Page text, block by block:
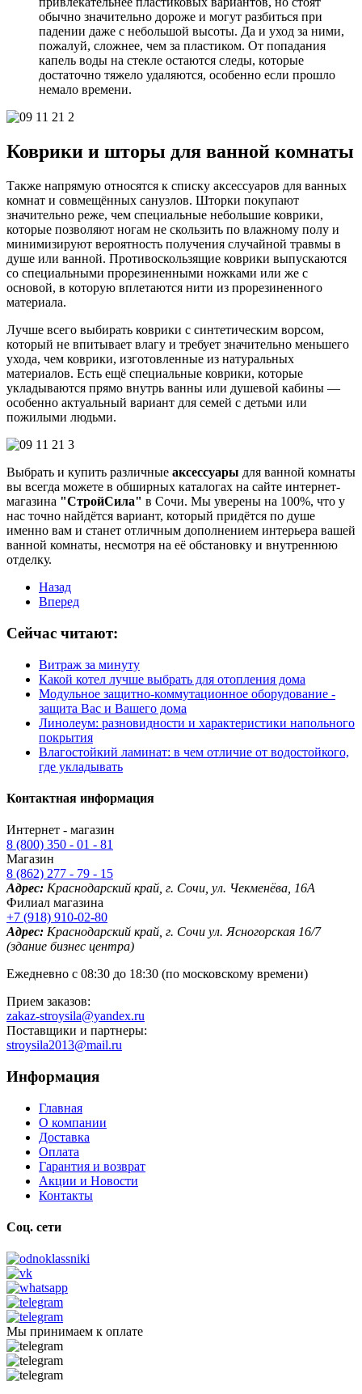
обычно значительно дороже и могут разбиться при
падении даже с небольшой высоты. Да и уход за ними,
пожалуй, сложнее, чем за пластиком. От попадания
капель воды на стекле остаются следы, которые
достаточно тяжело удаляются, особенно если прошло
немало времени.
Коврики и шторы для ванной комнаты
Также напрямую относятся к списку аксессуаров для ванных
комнат и совмещённых санузлов. Шторки покупают
значительно реже, чем специальные небольшие коврики,
которые позволяют ногам не скользить по влажному полу и
минимизируют вероятность получения случайной травмы в
душе или ванной. Противоскользящие коврики выпускаются
со специальными прорезиненными ножками или же с
основой, в которую вплетаются нити из прорезиненного
материала.
Лучше всего выбирать коврики с синтетическим ворсом,
который не впитывает влагу и требует значительно меньшего
ухода, чем коврики, изготовленные из натуральных
материалов. Есть ещё специальные коврики, которые
укладываются прямо внутрь ванны или душевой кабины —
особенно актуальный вариант для семей с детьми или
пожилыми людьми.
Выбрать и купить различные аксессуары для ванной комнаты
вы всегда можете в обширных каталогах на сайте интернет-
магазина "СтройСила" в Сочи. Мы уверены на 100%, что у
нас точно найдётся вариант, который придётся по душе
именно вам и станет отличным дополнением интерьера вашей
ванной комнаты, несмотря на её обстановку и внутреннюю
отделку.
Назад
Вперед
Сейчас читают:
Витраж за минуту
Какой котел лучше выбрать для отопления дома
Модульное защитно-коммутационное оборудование -
защита Вас и Вашего дома
Линолеум: разновидности и характеристики напольного
покрытия
Влагостойкий ламинат: в чем отличие от водостойкого,
где укладывать
Контактная информация
Интернет - магазин
8 (800) 350 - 01 - 81
Магазин
8 (862) 277 - 79 - 15
Адрес: Краснодарский край, г. Сочи, ул. Чекменёва, 16А
Филиал магазина
+7 (918) 910-02-80
Адрес: Краснодарский край, г. Сочи ул. Ясногорская 16/7
(здание бизнес центра)
Ежедневно с 08:30 до 18:30 (по московскому времени)
Прием заказов:
zakaz-stroysila@yandex.ru
Поставщики и партнеры:
stroysila2013@mail.ru
Информация
Главная
О компании
Доставка
Оплата
Гарантия и возврат
Акции и Новости
Контакты
Соц. сети
Мы принимаем к оплате